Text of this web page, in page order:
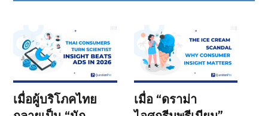
เมื่อผู้บริโภคไทย
เมื่อ “ดราม่า